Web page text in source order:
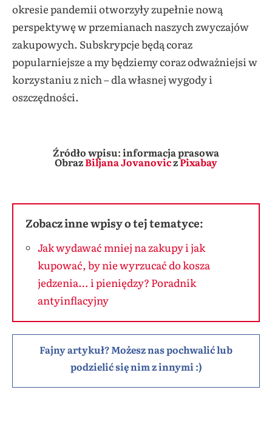
okresie pandemii otworzyły zupełnie nową
perspektywę w przemianach naszych zwyczajów
zakupowych. Subskrypcje będą coraz
popularniejsze a my będziemy coraz odważniejsi w
korzystaniu z nich – dla własnej wygody i
oszczędności.
Źródło wpisu: informacja prasowa
ObrazBiljana JovanoviczPixabay
Zobacz inne wpisy o tej tematyce:
Jak wydawać mniej na zakupy i jak
kupować, by nie wyrzucać do kosza
jedzenia… i pieniędzy? Poradnik
antyinflacyjny
Fajny artykuł? Możesz nas pochwalić lub
podzielić się nim z innymi :)